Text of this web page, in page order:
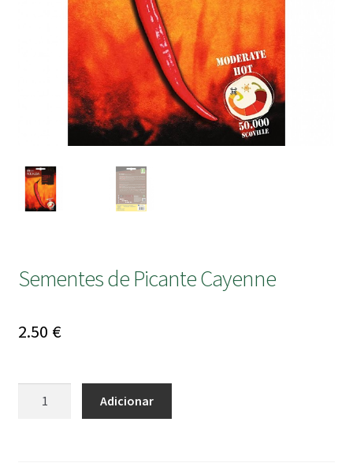
Sementes de Picante Cayenne
2.50 €
Adicionar